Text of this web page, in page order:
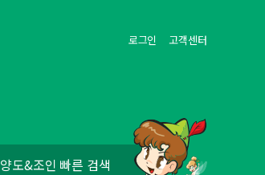
양도&조인 빠른 검색
로그인 고객센터